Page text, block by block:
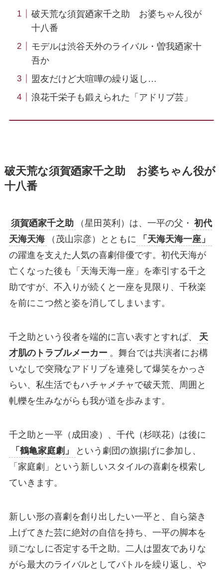
破天荒な須賀廼家千之助 お婆ちゃん役が
十八番
モデルは渋谷天外のライバル・曽我廼家十
吾か
盟友だけど大喧嘩の繰り返し…
浪花千栄子も鍛えられた「アドリブ芸」
破天荒な須賀廼家千之助 お婆ちゃん役が
十八番
須賀廼家千之助 （星田英利）は、一平の父・ 初代
天海天海
（茂山宗彦）とともに
「天海天海一座」
の躍進を支えた人気の喜劇俳優です。初代天海が
亡くなった後も「天海天海一座」を牽引する千之
助ですが、不入りが続くと一座を見限り、千秋楽
を前にこつ然と姿を消してしまいます。
千之助という役者を端的に言い表すとすれば、
天
才肌のトラブルメーカー 。舞台では共演者にお構
いなしで突飛なアドリブを連発して爆笑をかっさ
らい、私生活でもハチャメチャで破天荒、周囲と
軋轢を生みながらも我が道を歩みます。
千之助と一平（成田凌）、千代（杉咲花）は後に
「鶴亀家庭劇」
という劇団の旗揚げに参加し、
「家庭劇」という新しいスタイルの喜劇を模索し
ていきます。
新しい形の喜劇を創り出したい一平と、自ら築き
上げてきた芸に絶対の自信を持ち、一平の脚本を
頭ごなしに否定する千之助。二人は盟友でありな
がら最大のライバルとしてバトルを繰り返し、や